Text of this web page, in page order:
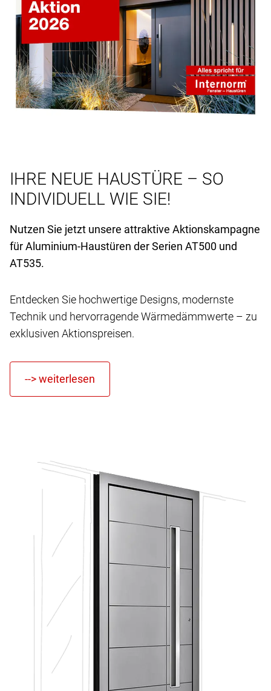
IHRE NEUE HAUSTÜRE – SO
INDIVIDUELL WIE SIE!
Nutzen Sie jetzt unsere attraktive Aktionskampagne
für Aluminium-Haustüren der Serien AT500 und
AT535.
Entdecken Sie hochwertige Designs, modernste
Technik und hervorragende Wärmedämmwerte – zu
exklusiven Aktionspreisen.